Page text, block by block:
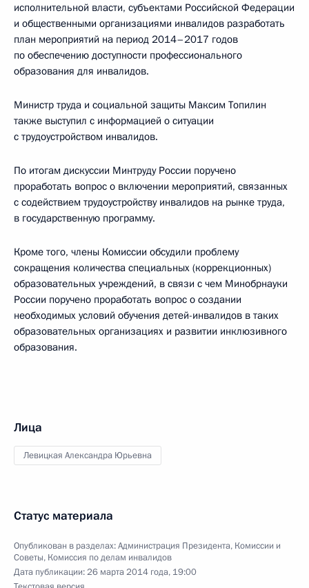
исполнительной власти, субъектами Российской Федерации
и общественными организациями инвалидов разработать
план мероприятий на период 2014–2017 годов
по обеспечению доступности профессионального
образования для инвалидов.
Министр труда и социальной защиты Максим Топилин
также выступил с информацией о ситуации
с трудоустройством инвалидов.
По итогам дискуссии Минтруду России поручено
проработать вопрос о включении мероприятий, связанных
с содействием трудоустройству инвалидов на рынке труда,
в государственную программу.
Кроме того, члены Комиссии обсудили проблему
сокращения количества специальных (коррекционных)
образовательных учреждений, в связи с чем Минобрнауки
России поручено проработать вопрос о создании
необходимых условий обучения детей-инвалидов в таких
образовательных организациях и развитии инклюзивного
образования.
Лица
Левицкая Александра Юрьевна
Статус материала
Опубликован в разделах:Администрация Президента, Комиссии и
Советы, Комиссия по делам инвалидов
Дата публикации:26 марта 2014 года, 19:00